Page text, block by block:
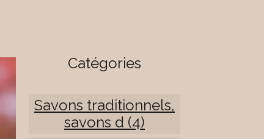
Catégories
Savons traditionnels,
savons d (4)